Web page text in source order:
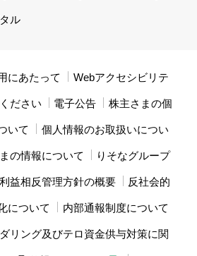
ル
にあたって Webアクセシビリテ
ださい 電子公告 株主さまの個
いて 個人情報のお取扱いについ
の情報について りそなグループ
益相反管理方針の概要 反社会的
について 内部通報制度について
リング及びテロ資金供与対策に関